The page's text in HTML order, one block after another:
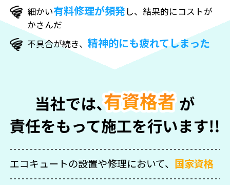
細かい有料修理が頻発し、結果的にコストが
かさんだ
不具合が続き、 精神的にも疲れてしまった
エコキュートの設置や修理において、 国家資格